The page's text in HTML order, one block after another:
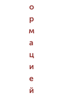
о
р
м
а
ц
и
е
й